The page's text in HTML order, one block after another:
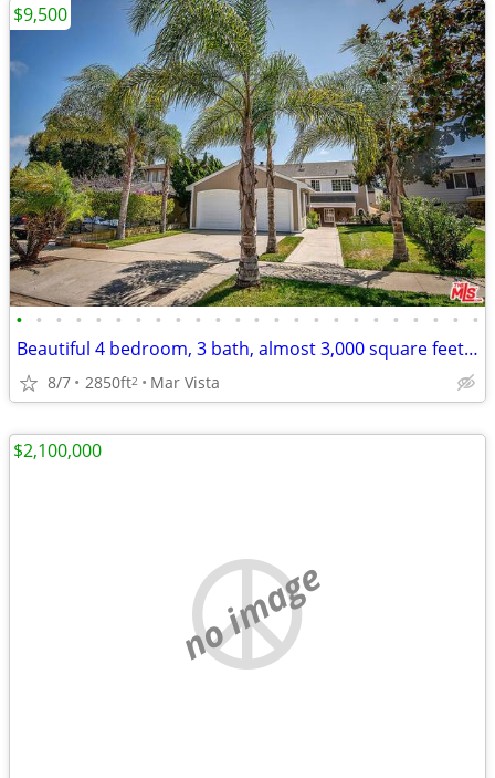
• • • • • • • • • • • • • • • • • • • • • • • •
Beautiful 4 bedroom, 3 bath, almost 3,000 square feet in Playa del Rey
8/7 2850ft2 Mar Vista
$9,500
no image
$2,100,000